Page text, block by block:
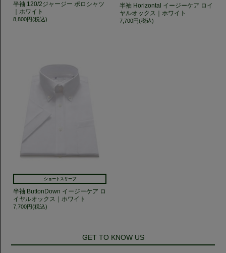
半袖 120/2ジャージー ポロシャツ
｜ホワイト
8,800円(税込)
半袖 Horizontal イージーケア ロイ
ヤルオックス｜ホワイト
7,700円(税込)
ショートスリーブ
半袖 ButtonDown イージーケア ロ
イヤルオックス｜ホワイト
7,700円(税込)
GET TO KNOW US